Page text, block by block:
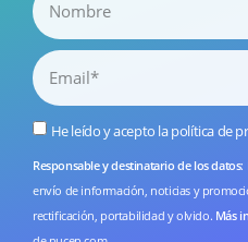
He leído y acepto lapolítica de
Responsable y destinatario de los datos:
envío de información, noticias y
rectificación, portabilidad y olvido. Más